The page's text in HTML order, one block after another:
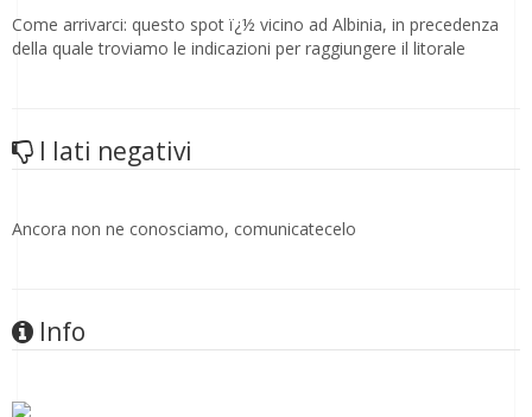
Come arrivarci: questo spot ï¿½ vicino ad Albinia, in precedenza
della quale troviamo le indicazioni per raggiungere il litorale
I lati negativi
Ancora non ne conosciamo, comunicatecelo
Info